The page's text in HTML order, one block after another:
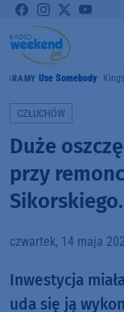
GRAMY Use Somebody
CZŁUCHÓW
Duże
przy
czwartek, 14 maja
Inwestycja
uda się ją